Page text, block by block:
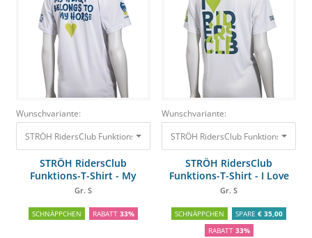
Wunschvariante:
STRÖH RidersClub Funktions-T-Shirt - My Heart belongs to my Horse Gr. S
STRÖH RidersClub
Funktions-T-Shirt - My
Heart belongs to my Horse
Gr. S
SCHNÄPPCHEN RABATT 33%
Wunschvariante:
STRÖH RidersClub Funktions-T-
STRÖH RidersClub
Funktions-T-Shirt - I Love
RidersClub
Gr. S
SCHNÄPPCHEN SPARE € 35,00
RABATT 33%